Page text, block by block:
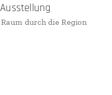
Ausstellung
durch die Region